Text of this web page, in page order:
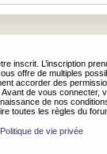
inscrit. L’inscription
offre de multiples
accorder des
de vous connecter,
de nos
toutes les règles du
Politique de vie privée